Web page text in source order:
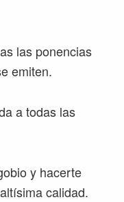
las ponencias
emiten.
a todas las
y hacerte
calidad.